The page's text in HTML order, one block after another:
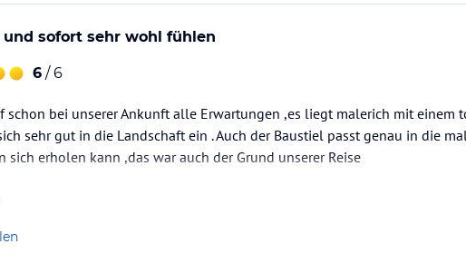
und sofort sehr wohl fühlen
6 / 6
schon bei unserer Ankunft alle Erwartungen ,es liegt malerich mit einem
sehr gut in die Landschaft ein . Auch der Baustiel passt genau in die
sich erholen kann ,das war auch der Grund unserer Reise